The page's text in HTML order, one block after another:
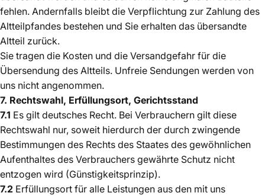
fehlen. Andernfalls bleibt die Verpflichtung zur Zahlung des
Altteilpfandes bestehen und Sie erhalten das übersandte
Altteil zurück.
Sie tragen die Kosten und die Versandgefahr für die
Übersendung des Altteils. Unfreie Sendungen werden von
uns nicht angenommen.
7. Rechtswahl, Erfüllungsort, Gerichtsstand
7.1 Es gilt deutsches Recht. Bei Verbrauchern gilt diese
Rechtswahl nur, soweit hierdurch der durch zwingende
Bestimmungen des Rechts des Staates des gewöhnlichen
Aufenthaltes des Verbrauchers gewährte Schutz nicht
entzogen wird (Günstigkeitsprinzip).
7.2 Erfüllungsort für alle Leistungen aus den mit uns